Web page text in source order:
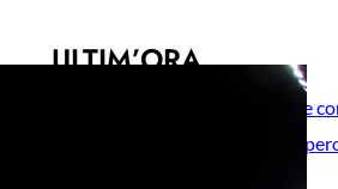
ULTIM’ORA
Gazzi e il legame
nel mio cuore,